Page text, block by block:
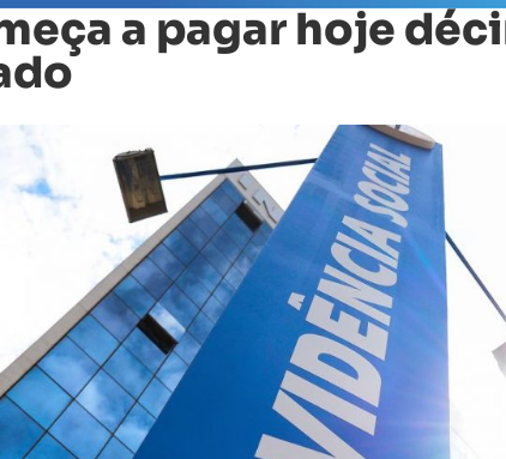
a pagar hoje